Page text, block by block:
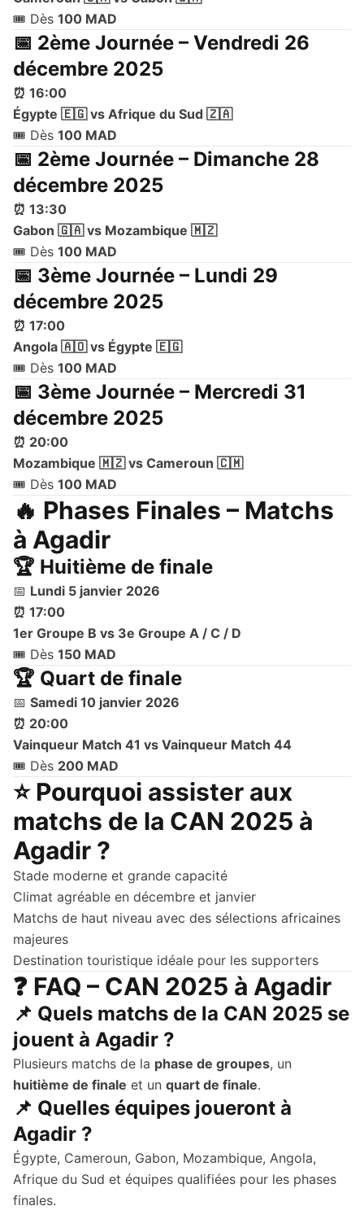
🎟️ Dès 100 MAD
📅 2ème Journée – Vendredi 26
décembre 2025
⏰ 16:00
Égypte 🇪🇬 vs Afrique du Sud 🇿🇦
🎟️ Dès 100 MAD
📅 2ème Journée – Dimanche 28
décembre 2025
⏰ 13:30
Gabon 🇬🇦 vs Mozambique 🇲🇿
🎟️ Dès 100 MAD
📅 3ème Journée – Lundi 29
décembre 2025
⏰ 17:00
Angola 🇦🇴 vs Égypte 🇪🇬
🎟️ Dès 100 MAD
📅 3ème Journée – Mercredi 31
décembre 2025
⏰ 20:00
Mozambique 🇲🇿 vs Cameroun 🇨🇲
🎟️ Dès 100 MAD
🔥 Phases Finales – Matchs
à Agadir
🏆 Huitième de finale
📅 Lundi 5 janvier 2026
⏰ 17:00
1er Groupe B vs 3e Groupe A / C / D
🎟️ Dès 150 MAD
🏆 Quart de finale
📅 Samedi 10 janvier 2026
⏰ 20:00
Vainqueur Match 41 vs Vainqueur Match 44
🎟️ Dès 200 MAD
⭐ Pourquoi assister aux
matchs de la CAN 2025 à
Agadir ?
Stade moderne et grande capacité
Climat agréable en décembre et janvier
Matchs de haut niveau avec des sélections africaines
majeures
Destination touristique idéale pour les supporters
❓ FAQ – CAN 2025 à Agadir
📌 Quels matchs de la CAN 2025 se
jouent à Agadir ?
Plusieurs matchs de la phase de groupes, un
huitième de finale et un quart de finale.
📌 Quelles équipes joueront à
Agadir ?
Égypte, Cameroun, Gabon, Mozambique, Angola,
Afrique du Sud et équipes qualifiées pour les phases
finales.